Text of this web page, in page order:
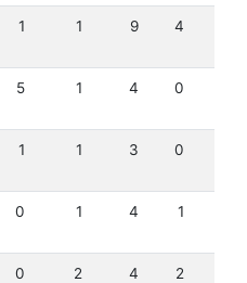
1 1 9 4
5 1 4 0
1 1 3 0
0 1 4 1
0 2 4 2